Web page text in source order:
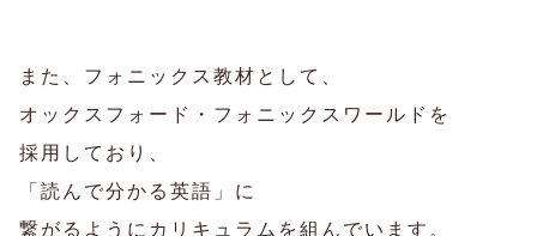
また、フォニックス教材として、
オックスフォード・フォニックスワールドを
採用しており、
「読んで分かる英語」に
繋がるようにカリキュラムを組んでいます。